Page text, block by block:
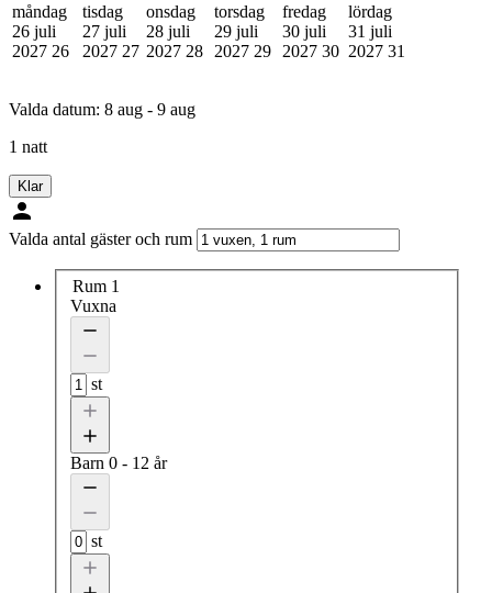
måndag
26 juli
2027 26
tisdag
27 juli
2027 27
onsdag
28 juli
2027 28
torsdag
29 juli
2027 29
fredag
30 juli
2027 30
lördag
31 juli
2027 31
Valda datum: 8 aug - 9 aug
1 natt
Klar
Valda antal gäster och rum
Rum 1
Vuxna
st
Barn 0 - 12 år
st